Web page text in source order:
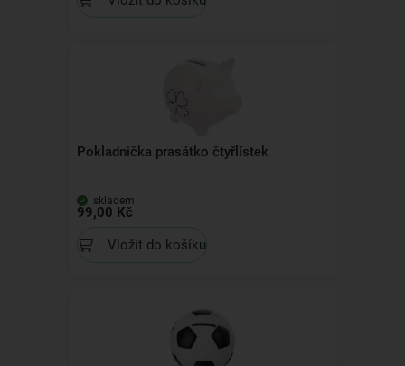
Pokladnička prasátko čtyřlístek
skladem
99,00 Kč
Vložit do košíku